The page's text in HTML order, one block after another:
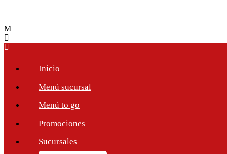
Inicio
Menú sucursal
Menú to go
Promociones
Sucursales